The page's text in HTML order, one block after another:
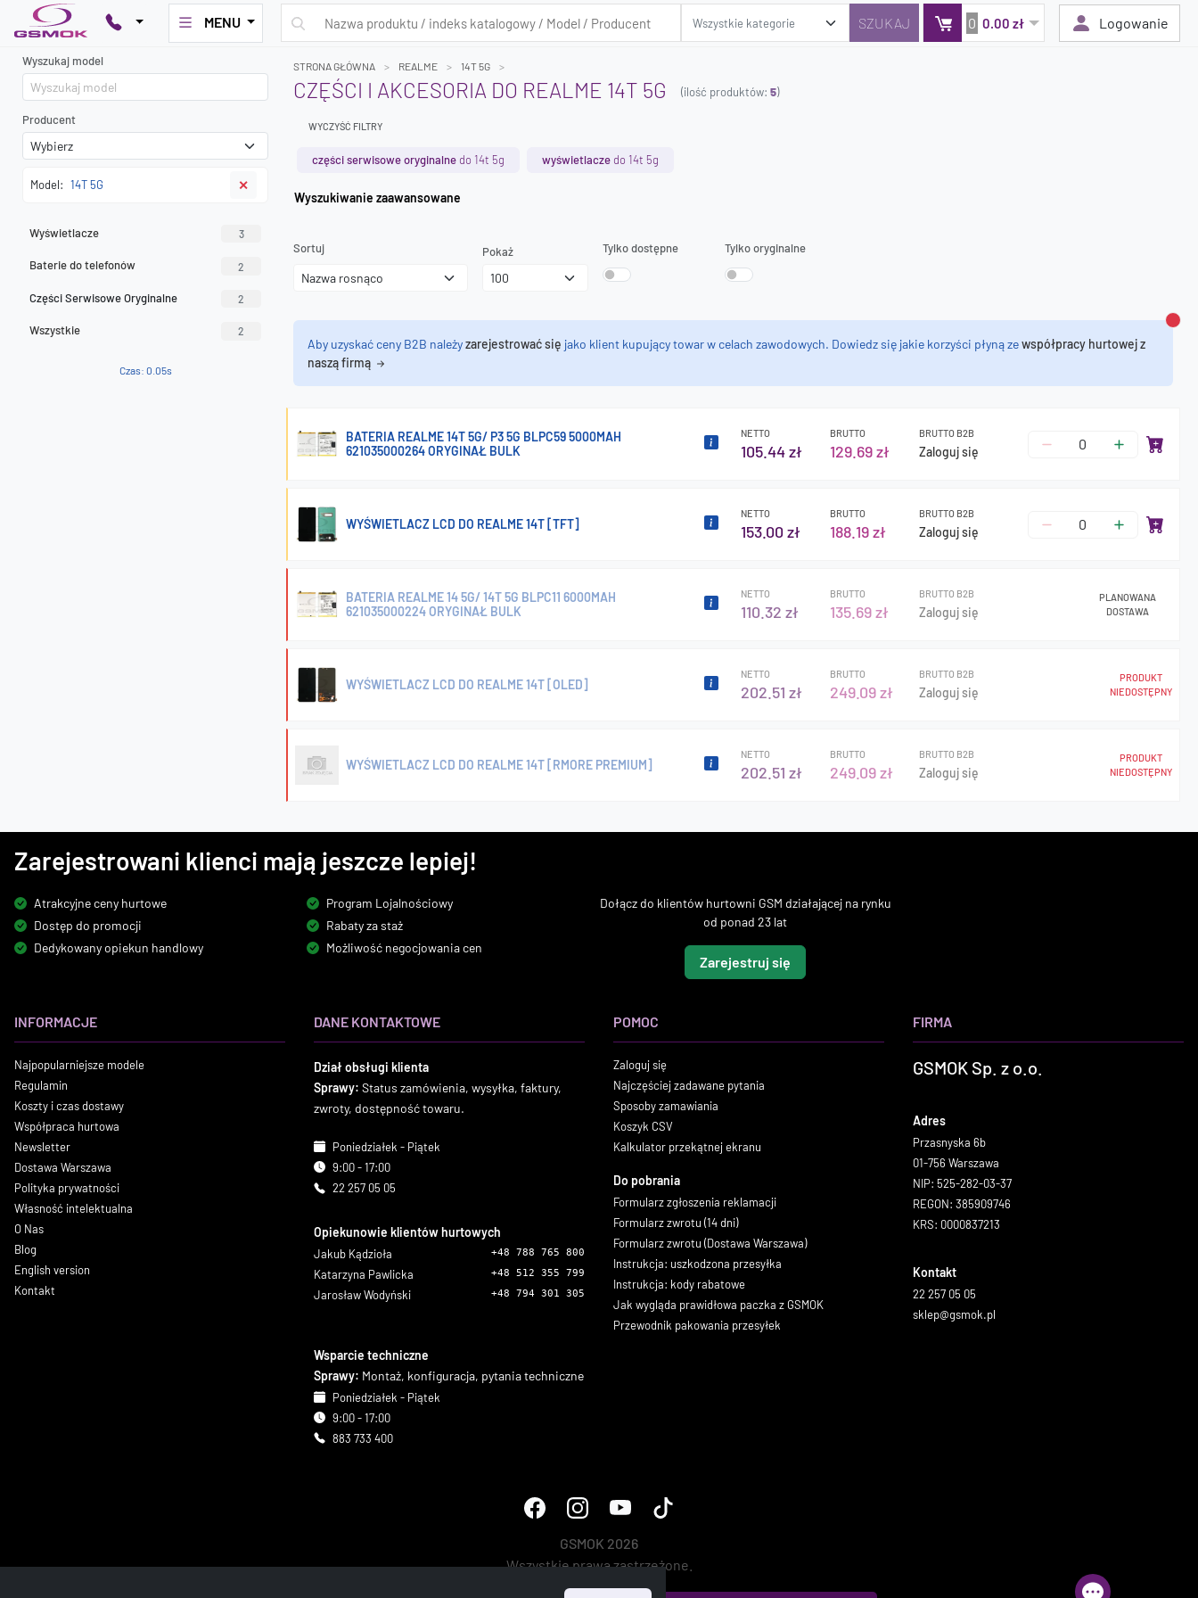
MENU 0 0.00 zł Logowanie
Wyszukaj model
Producent
Model: 14T 5G ✕
Wyświetlacze 3
Baterie do telefonów 2
Części Serwisowe Oryginalne 2
Wszystkie 2
Czas: 0.05s
STRONA GŁÓWNA REALME 14T 5G
CZĘŚCI I AKCESORIA DO REALME 14T 5G (ilość produktów: 5)
WYCZYŚĆ FILTRY
części serwisowe oryginalne do 14t 5g wyświetlacze do 14t 5g
Wyszukiwanie zaawansowane
Sortuj Pokaż Tylko dostępne Tylko oryginalne
Aby uzyskać ceny B2B należyzarejestrować się jako klient kupujący towar w celach zawodowych. Dowiedz się jakie korzyści płyną zewspółpracy hurtowej z
naszą firmą
BATERIA REALME 14T 5G/ P3 5G BLPC59 5000MAH
621035000264 ORYGINAŁ BULK
NETTO
105.44 zł
BRUTTO
129.69 zł
BRUTTO B2B
Zaloguj się
WYŚWIETLACZ LCD DO REALME 14T [TFT]
NETTO
153.00 zł
BRUTTO
188.19 zł
BRUTTO B2B
Zaloguj się
BATERIA REALME 14 5G/ 14T 5G BLPC11 6000MAH
621035000224 ORYGINAŁ BULK
NETTO
110.32 zł
BRUTTO
135.69 zł
BRUTTO B2B
Zaloguj się
PLANOWANA
DOSTAWA
WYŚWIETLACZ LCD DO REALME 14T [OLED]
NETTO
202.51 zł
BRUTTO
249.09 zł
BRUTTO B2B
Zaloguj się
PRODUKT
NIEDOSTĘPNY
WYŚWIETLACZ LCD DO REALME 14T [RMORE PREMIUM]
NETTO
202.51 zł
BRUTTO
249.09 zł
BRUTTO B2B
Zaloguj się
PRODUKT
NIEDOSTĘPNY
Zarejestrowani klienci mają jeszcze lepiej!
Atrakcyjne ceny hurtowe
Dostęp do promocji
Dedykowany opiekun handlowy
Program Lojalnościowy
Rabaty za staż
Możliwość negocjowania cen
Dołącz do klientów hurtowni GSM działającej na rynku
od ponad 23 lat
Zarejestruj się
INFORMACJE
Najpopularniejsze modele
Regulamin
Koszty i czas dostawy
Współpraca hurtowa
Newsletter
Dostawa Warszawa
Polityka prywatności
Własność intelektualna
O Nas
Blog
English version
Kontakt
DANE KONTAKTOWE
Dział obsługi klienta
Sprawy: Status zamówienia, wysyłka, faktury,
zwroty, dostępność towaru.
Poniedziałek - Piątek
9:00 - 17:00
22 257 05 05
Opiekunowie klientów hurtowych
Jakub Kądzioła +48 788 765 800
Katarzyna Pawlicka +48 512 355 799
Jarosław Wodyński +48 794 301 305
Wsparcie techniczne
Sprawy: Montaż, konfiguracja, pytania techniczne
Poniedziałek - Piątek
9:00 - 17:00
883 733 400
POMOC
Zaloguj się
Najczęściej zadawane pytania
Sposoby zamawiania
Koszyk CSV
Kalkulator przekątnej ekranu
Do pobrania
Formularz zgłoszenia reklamacji
Formularz zwrotu (14 dni)
Formularz zwrotu (Dostawa Warszawa)
Instrukcja: uszkodzona przesyłka
Instrukcja: kody rabatowe
Jak wygląda prawidłowa paczka z GSMOK
Przewodnik pakowania przesyłek
FIRMA
GSMOK Sp. z o.o.
Adres
Przasnyska 6b
01-756 Warszawa
NIP: 525-282-03-37
REGON: 385909746
KRS: 0000837213
Kontakt
22 257 05 05
sklep@gsmok.pl
GSMOK 2026
Wszystkie prawa zastrzeżone.